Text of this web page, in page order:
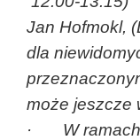
Jan Hofmokl,
dla
może jeszcze
· W ramach